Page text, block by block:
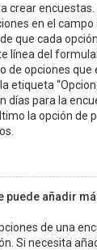
crear encuestas.
en el campo
que cada
línea del
de opciones que
etiqueta
días para la
la opción de
puede añadir
de una
Si necesita